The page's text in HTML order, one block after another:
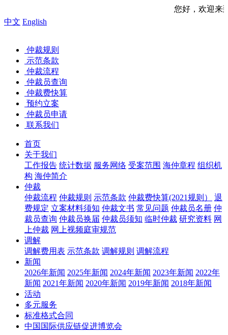
您好，欢迎来到中国海事
中文 English
仲裁规则
示范条款
仲裁流程
仲裁员查询
仲裁费快算
预约立案
仲裁员申请
联系我们
首页
关于我们
工作报告 统计数据 服务网络 受案范围 海仲章程 组织机
构 海仲简介
仲裁
仲裁流程 仲裁规则 示范条款 仲裁费快算(2021规则）
退
费规定 立案材料须知 仲裁文书 常见问题 仲裁员名册 仲
裁员查询 仲裁员换届 仲裁员须知 临时仲裁 研究资料 网
上仲裁 网上视频庭审规范
调解
调解费用表 示范条款 调解规则 调解流程
新闻
2026年新闻 2025年新闻 2024年新闻 2023年新闻 2022年
新闻 2021年新闻 2020年新闻 2019年新闻 2018年新闻
活动
多元服务
标准格式合同
中国国际供应链促进博览会